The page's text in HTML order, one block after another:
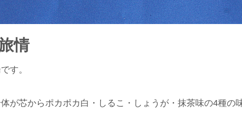
情
す。
が芯からポカポカ白・しるこ・しょうが・抹茶味の4種の